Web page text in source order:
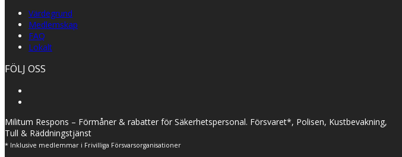
Värdegrund
Medlemskap
FAQ
Lokalt
FÖLJ OSS
Militum Respons – Förmåner & rabatter för Säkerhetspersonal. Försvaret*, Polisen, Kustbevakning,
Tull & Räddningstjänst
* Inklusive medlemmar i Frivilliga Försvarsorganisationer